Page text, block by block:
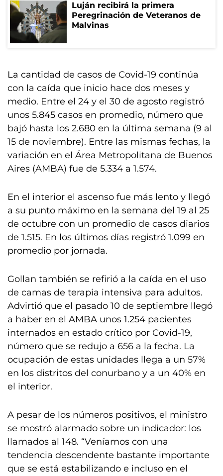
Luján recibirá la primera
Peregrinación de Veteranos de
Malvinas
La cantidad de casos de Covid-19 continúa
con la caída que inicio hace dos meses y
medio. Entre el 24 y el 30 de agosto registró
unos 5.845 casos en promedio, número que
bajó hasta los 2.680 en la última semana (9 al
15 de noviembre). Entre las mismas fechas, la
variación en el Área Metropolitana de Buenos
Aires (AMBA) fue de 5.334 a 1.574.
En el interior el ascenso fue más lento y llegó
a su punto máximo en la semana del 19 al 25
de octubre con un promedio de casos diarios
de 1.515. En los últimos días registró 1.099 en
promedio por jornada.
Gollan también se refirió a la caída en el uso
de camas de terapia intensiva para adultos.
Advirtió que el pasado 10 de septiembre llegó
a haber en el AMBA unos 1.254 pacientes
internados en estado crítico por Covid-19,
número que se redujo a 656 a la fecha. La
ocupación de estas unidades llega a un 57%
en los distritos del conurbano y a un 40% en
el interior.
A pesar de los números positivos, el ministro
se mostró alarmado sobre un indicador: los
llamados al 148. “Veníamos con una
tendencia descendente bastante importante
que se está estabilizando e incluso en el